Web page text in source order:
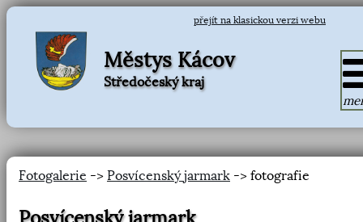
přejít na klasickou verzi webu
Městys Kácov
Středočeský kraj
Fotogalerie -> Posvícenský jarmark -> fotografie